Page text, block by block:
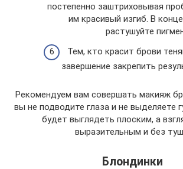
постепенно заштриховывая
им красивый изгиб. В
растушуйте
Тем, кто красит брови
завершение закрепить
Рекомендуем вам совершать макияж
вы не подводите глаза и не выделяете
будет выглядеть плоским, а
выразительным и без
Блондинки